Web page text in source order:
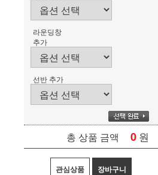
라운딩창
추가
선반 추가
총 상품 금액 0 원
관심상품 장바구니